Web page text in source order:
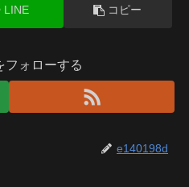
LINE コピー
フォローする
e140198d